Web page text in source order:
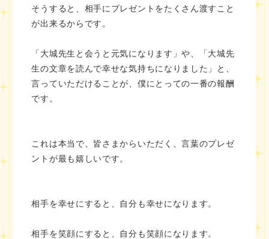
そうすると、相手にプレゼントをたくさん渡すこと
が出来るからです。
「大城先生と会うと元気になります」や、「大城先
生の文章を読んで幸せな気持ちになりました」と、
言っていただけることが、僕にとっての一番の報酬
です。
これは本当で、皆さまからいただく、言葉のプレゼ
ントが最も嬉しいです。
相手を幸せにすると、自分も幸せになります。
相手を笑顔にすると、自分も笑顔になります。